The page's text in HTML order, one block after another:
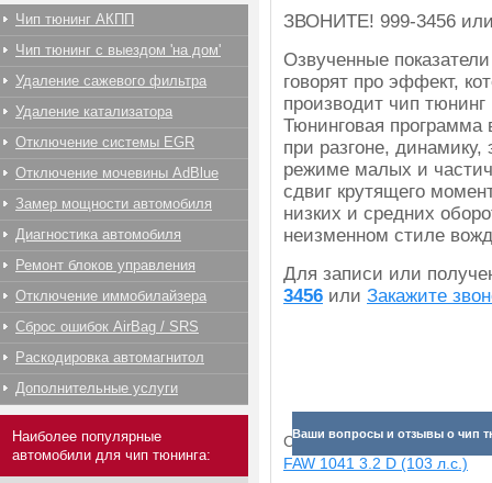
ЗВОНИТЕ! 999-3456
Озвученные
говорят про эффект,
производит чип
Тюнинговая программа
при разгоне, динамику,
режиме малых и
сдвиг крутящего
низких и средних
неизменном стиле
Для записи или
3456 или Закажите
Ваши вопросы и отзывы о чип
Смотрите прибавки для
FAW 1041 3.2 D (103 л.с.)
Чип тюнинг АКПП
Чип тюнинг с выездом 'на дом'
Удаление сажевого фильтра
Удаление катализатора
Отключение системы EGR
Отключение мочевины AdBlue
Замер мощности автомобиля
Диагностика автомобиля
Ремонт блоков управления
Отключение иммобилайзера
Сброс ошибок AirBag / SRS
Раскодировка автомагнитол
Дополнительные услуги
Наиболее популярные
автомобили для чип тюнинга: